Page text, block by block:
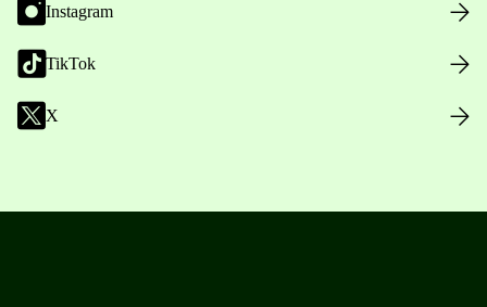
Instagram
TikTok
X